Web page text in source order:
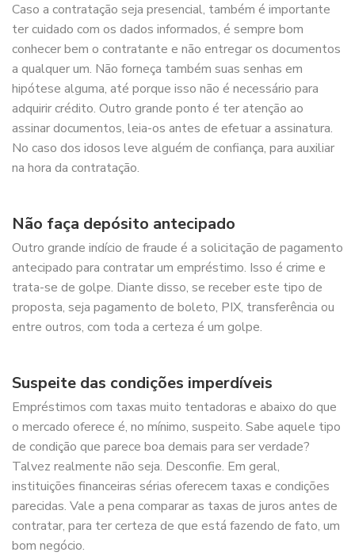
Caso a contratação seja presencial, também é importante
ter cuidado com os dados informados, é sempre bom
conhecer bem o contratante e não entregar os documentos
a qualquer um. Não forneça também suas senhas em
hipótese alguma, até porque isso não é necessário para
adquirir crédito. Outro grande ponto é ter atenção ao
assinar documentos, leia-os antes de efetuar a assinatura.
No caso dos idosos leve alguém de confiança, para auxiliar
na hora da contratação.
Não faça depósito antecipado
Outro grande indício de fraude é a solicitação de pagamento
antecipado para contratar um empréstimo. Isso é crime e
trata-se de golpe. Diante disso, se receber este tipo de
proposta, seja pagamento de boleto, PIX, transferência ou
entre outros, com toda a certeza é um golpe.
Suspeite das condições imperdíveis
Empréstimos com taxas muito tentadoras e abaixo do que
o mercado oferece é, no mínimo, suspeito. Sabe aquele tipo
de condição que parece boa demais para ser verdade?
Talvez realmente não seja. Desconfie. Em geral,
instituições financeiras sérias oferecem taxas e condições
parecidas. Vale a pena comparar as taxas de juros antes de
contratar, para ter certeza de que está fazendo de fato, um
bom negócio.